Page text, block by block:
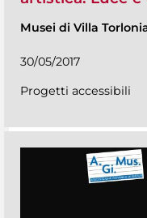
Musei di Villa
30/05/2017
Progetti accessibili